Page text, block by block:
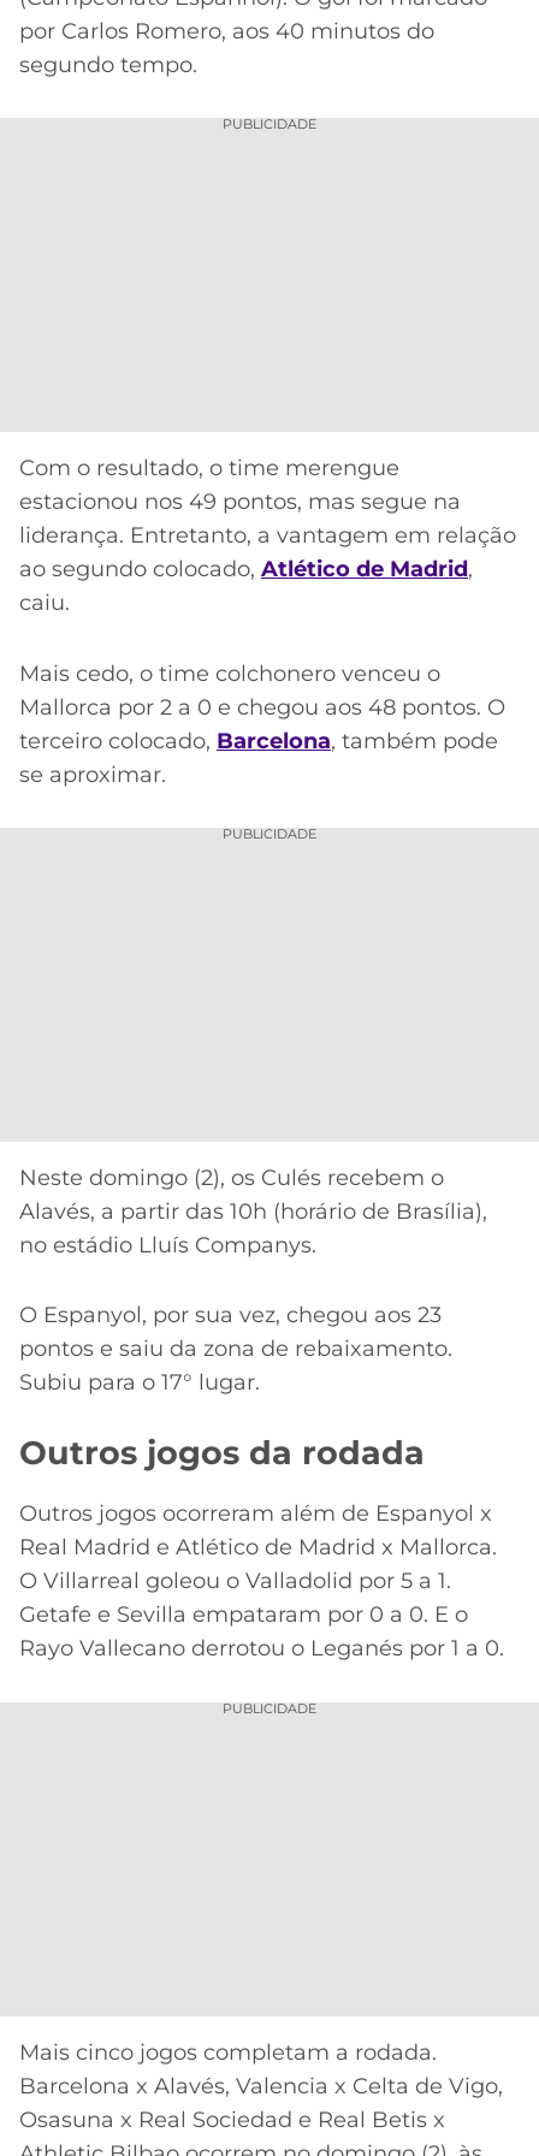
ONLINE
2026
GRÊMIO
ATLÉTICO
LALIGA
por Carlos Romero, aos 40 minutos do
segundo tempo.
PUBLICIDADE
Com o resultado, o time merengue
estacionou nos 49 pontos, mas segue na
liderança. Entretanto, a vantagem em relação
ao segundo colocado, Atlético de Madrid,
caiu.
Mais cedo, o time colchonero venceu o
Mallorca por 2 a 0 e chegou aos 48 pontos. O
terceiro colocado, Barcelona, também pode
se aproximar.
PUBLICIDADE
Neste domingo (2), os Culés recebem o
Alavés, a partir das 10h (horário de Brasília),
no estádio Lluís Companys.
O Espanyol, por sua vez, chegou aos 23
pontos e saiu da zona de rebaixamento.
Subiu para o 17° lugar.
Outros jogos da rodada
Outros jogos ocorreram além de Espanyol x
Real Madrid e Atlético de Madrid x Mallorca.
O Villarreal goleou o Valladolid por 5 a 1.
Getafe e Sevilla empataram por 0 a 0. E o
Rayo Vallecano derrotou o Leganés por 1 a 0.
PUBLICIDADE
Mais cinco jogos completam a rodada.
Barcelona x Alavés, Valencia x Celta de Vigo,
Osasuna x Real Sociedad e Real Betis x